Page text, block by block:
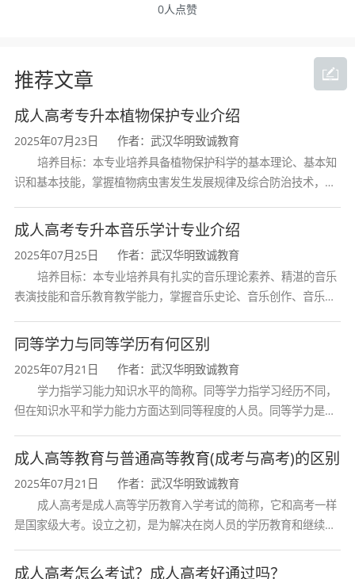
0人点赞
推荐文章
成人高考专升本植物保护专业介绍
2025年07月23日
作者：武汉华明致诚教育
培养目标：本专业培养具备植物保护科学的基本理论、基本知
识和基本技能，掌握植物病虫害发生发展规律及综合防治技术，熟
生产、植物检疫、农药研发等领域
成人高考专升本音乐学计专业介绍
2025年07月25日
作者：武汉华明致诚教育
培养目标：本专业培养具有扎实的音乐理论素养、精湛的音乐
表演技能和音乐教育教学能力，掌握音乐史论、音乐创作、音乐表
创新精神和艺术感染力，能在专业
同等学力与同等学历有何区别
2025年07月21日
作者：武汉华明致诚教育
学力指学习能力知识水平的简称。同等学力指学习经历不同，
但在知识水平和学力能力方面达到同等程度的人员。同等学力是在
者或报考研究生的考生中，虽然没
成人高等教育与普通高等教育(成考与高考)的区别
2025年07月21日
作者：武汉华明致诚教育
成人高考是成人高等学历教育入学考试的简称，它和高考一样
是国家级大考。设立之初，是为解决在岗人员的学历教育和继续教
在行业的骨干，一些人走上了领导
成人高考怎么考试？成人高考好通过吗？